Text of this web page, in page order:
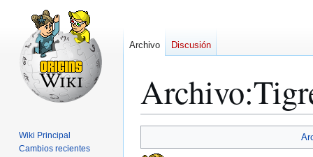
Archivo:
a
a
Archivo Discusión
Wiki Principal
Cambios recientes